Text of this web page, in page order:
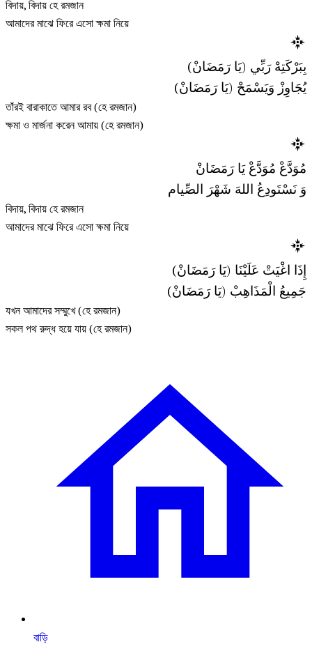
বিদায়, বিদায় হে রমজান
আমাদের মাঝে ফিরে এসো ক্ষমা নিয়ে
بِبَرْكَتِهْ رَبِّي (يَا رَمَضَانْ)
يُجَاوِزْ وَيَسْمَحْ (يَا رَمَضَانْ)
তাঁরই বারাকাতে আমার রব (হে রমজান)
ক্ষমা ও মার্জনা করেন আমায় (হে রমজান)
مُوَدَّعْ مُوَدَّعْ يَا رَمَضَانْ
وَ نَسْتَودِعُ اللهَ شَهْرَ الصِّيام
বিদায়, বিদায় হে রমজান
আমাদের মাঝে ফিরে এসো ক্ষমা নিয়ে
إِذَا اغْيَتْ عَلَيْنَا (يَا رَمَضَانْ)
جَمِيعُ الْمَذَاهِبْ (يَا رَمَضَانْ)
যখন আমাদের সম্মুখে (হে রমজান)
সকল পথ রুদ্ধ হয়ে যায় (হে রমজান)
বাড়ি